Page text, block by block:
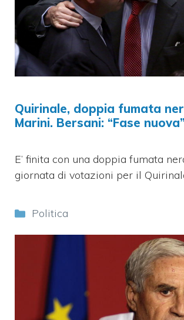
Quirinale, doppia fumata
Marini. Bersani: “Fase nuova”
E’ finita con una doppia fumata
giornata di votazioni per il
Categorie
Politica